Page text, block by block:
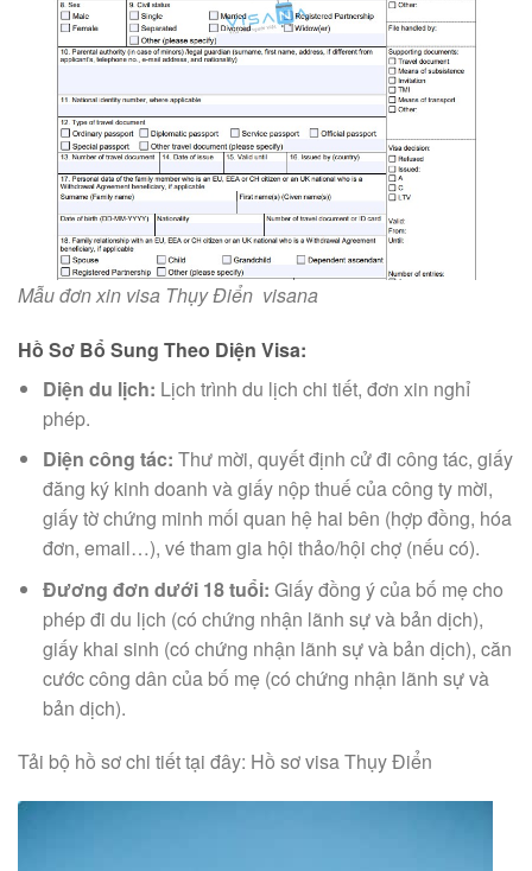
Mẫu đơn xin visa Thụy Điển visana
Hồ Sơ Bổ Sung Theo Diện Visa:
Diện du lịch: Lịch trình du lịch chi tiết, đơn xin nghỉ
phép.
Diện công tác: Thư mời, quyết định cử đi công tác, giấy
đăng ký kinh doanh và giấy nộp thuế của công ty mời,
giấy tờ chứng minh mối quan hệ hai bên (hợp đồng, hóa
đơn, email…), vé tham gia hội thảo/hội chợ (nếu có).
Đương đơn dưới 18 tuổi: Giấy đồng ý của bố mẹ cho
phép đi du lịch (có chứng nhận lãnh sự và bản dịch),
giấy khai sinh (có chứng nhận lãnh sự và bản dịch), căn
cước công dân của bố mẹ (có chứng nhận lãnh sự và
bản dịch).
Tải bộ hồ sơ chi tiết tại đây: Hồ sơ visa Thụy Điển